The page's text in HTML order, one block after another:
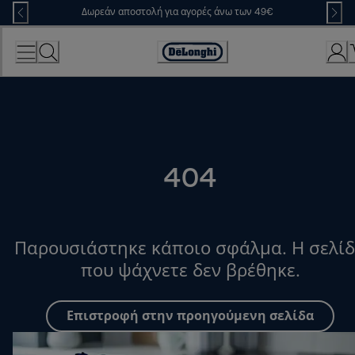
Skip
to
Content
Δωρεάν αποστολή για αγορές άνω των 49€
Accessibility
Statement
404
Παρουσιάστηκε κάποιο σφάλμα. Η
που ψάχνετε δεν βρέθηκε.
Επιστροφή στην προηγούμενη σελίδα